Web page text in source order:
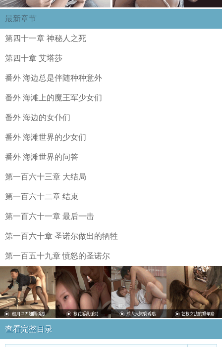
最新章节
第四十一章 神秘人之死
第四十章 艾塔莎
番外 海边总是伴随种种意外
番外 海滩上的魔王军少女们
番外 海边的女仆们
番外 海滩世界的少女们
番外 海滩世界的问答
第一百六十三章 大结局
第一百六十二章 结束
第一百六十一章 最后一击
第一百六十章 圣诺尔做出的牺牲
第一百五十九章 愤怒的圣诺尔
查看完整目录